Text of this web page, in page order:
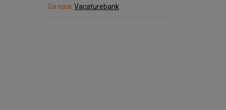
17 september 2026
Voormalig
Ga naarVacaturebank